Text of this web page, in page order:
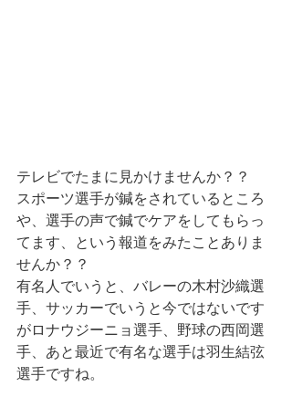
テレビでたまに見かけませんか？？
スポーツ選手が鍼をされているところ
や、選手の声で鍼でケアをしてもらっ
てます、という報道をみたことありま
せんか？？
有名人でいうと、バレーの木村沙織選
手、サッカーでいうと今ではないです
がロナウジーニョ選手、野球の西岡選
手、あと最近で有名な選手は羽生結弦
選手ですね。